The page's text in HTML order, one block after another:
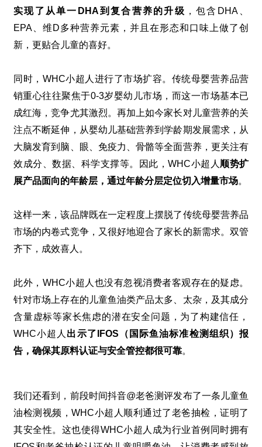
实现了从单⼀ DHA到复合营养的升级 ，包含 DHA、
EPA 、维 D多种营养元素，并且在形态和口味上做了创
新，更贴合儿童的喜好。
同时， WHC小超人进行了市场扩容。传统⺟婴营养品营
销重⼼往往聚焦于0-3岁婴幼儿市场，而这一市场基本已
成红海，竞争尤其激烈。再加上如今家⻓对儿童营养的关
注点不断延伸，从婴幼⼉基础营养到学龄期发展需求，从
⼤脑发育到脑、眼、免疫⼒、⻣骼等全面营养，更关注有
效成分、数据、科学⽀撑等。因此， WHC小超人 顺势扩
展产品面向的年龄层，通过年龄分层定位切⼊增量市场。
这样一来，该品牌既在一定程度上摆脱了传统母婴营养品
市场的内卷式竞争，又很好地迎合了家长的新需求。双管
齐下，成效喜人。
此外， WHC小超人也没有忽视消费者客观存在的疑虑。
针对市场上存在的儿童鱼油类产品太多、太杂，及其成分
含量虚标等家长焦虑的潜在安全问题，为了构建信任，
WHC小超人 出示了 IFOS （国际鱼油标准检测组织）报
告，确保其原料认证与安全管控都很可靠。
我们还看到，前段时间抖音@老爸测评发布了一条儿童鱼
油检测视频， WHC小超人顺利通过了老爸抽检，证明了
其安全性。这也使得WHC小超人成为行业首例同时拥有